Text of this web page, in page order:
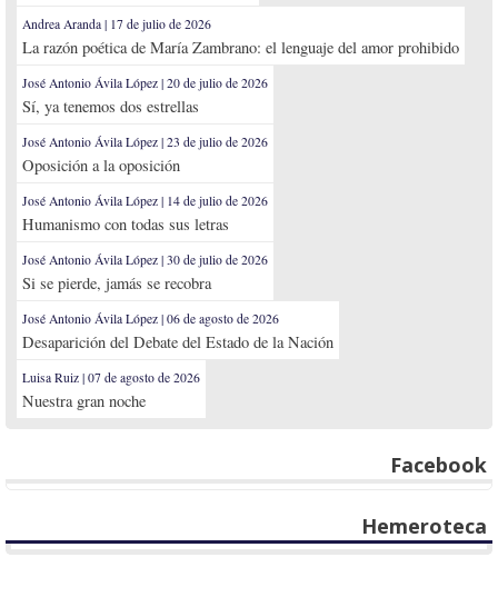
Andrea Aranda | 17 de julio de 2026
La razón poética de María Zambrano: el lenguaje del amor prohibido
José Antonio Ávila López | 20 de julio de 2026
Sí, ya tenemos dos estrellas
José Antonio Ávila López | 23 de julio de 2026
Oposición a la oposición
José Antonio Ávila López | 14 de julio de 2026
Humanismo con todas sus letras
José Antonio Ávila López | 30 de julio de 2026
Si se pierde, jamás se recobra
José Antonio Ávila López | 06 de agosto de 2026
Desaparición del Debate del Estado de la Nación
Luisa Ruiz | 07 de agosto de 2026
Nuestra gran noche
Facebook
Hemeroteca